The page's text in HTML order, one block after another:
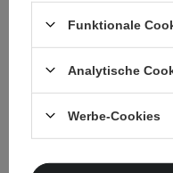
Funktionale
Analytische
Werbe-Cookies